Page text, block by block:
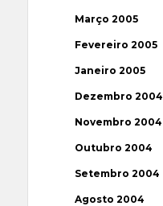
Março 2005
Fevereiro 2005
Janeiro 2005
Dezembro 2004
Novembro 2004
Outubro 2004
Setembro 2004
Agosto 2004